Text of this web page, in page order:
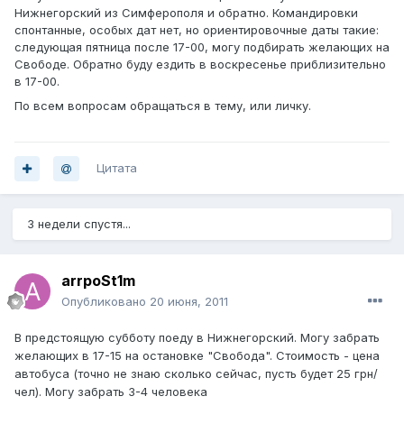
Нижнегорский из Симферополя и обратно. Командировки
спонтанные, особых дат нет, но ориентировочные даты такие:
следующая пятница после 17-00, могу подбирать желающих на
Свободе. Обратно буду ездить в воскресенье приблизительно
в 17-00.
По всем вопросам обращаться в тему, или личку.
Цитата
3 недели спустя...
arrpoSt1m
Опубликовано 20 июня, 2011
В предстоящую субботу поеду в Нижнегорский. Могу забрать
желающих в 17-15 на остановке "Свобода". Стоимость - цена
автобуса (точно не знаю сколько сейчас, пусть будет 25 грн/
чел). Могу забрать 3-4 человека